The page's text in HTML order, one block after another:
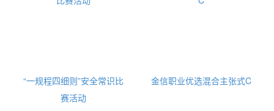
“一规程四细则”安全常识比
赛活动
金信职业优选混合主张式C